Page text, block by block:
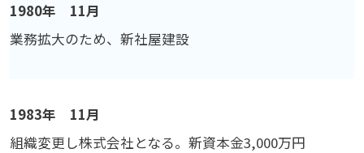
1980年 11月
業務拡大のため、新社屋建設
1983年 11月
組織変更し株式会社となる。新資本金3,000万円